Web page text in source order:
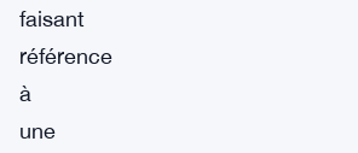
faisant
référence
à
une